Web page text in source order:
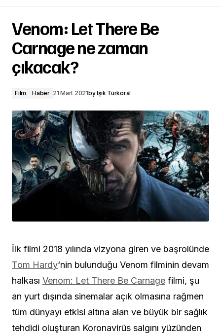
Venom: Let There Be
Carnage ne zaman
çıkacak?
Film Haber 21 Mart 2021byIşık Türkoral
İlk filmi 2018 yılında vizyona giren ve başrolünde
Tom Hardy‘nin bulunduğu Venom filminin devam
halkası Venom: Let There Be Carnage filmi, şu
an yurt dışında sinemalar açık olmasına rağmen
tüm dünyayı etkisi altına alan ve büyük bir sağlık
tehdidi oluşturan Koronavirüs salgını yüzünden